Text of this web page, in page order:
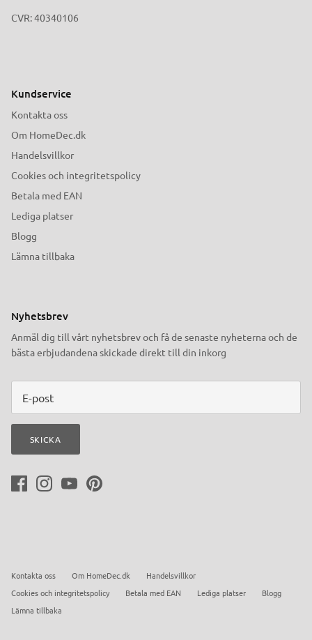
CVR: 40340106
Kundservice
Kontakta oss
Om HomeDec.dk
Handelsvillkor
Cookies och integritetspolicy
Betala med EAN
Lediga platser
Blogg
Lämna tillbaka
Nyhetsbrev
Anmäl dig till vårt nyhetsbrev och få de senaste nyheterna och de
bästa erbjudandena skickade direkt till din inkorg
SKICKA
Kontakta oss Om HomeDec.dk
Handelsvillkor
Cookies och integritetspolicy
Betala med EAN Lediga platser
Blogg
Lämna tillbaka